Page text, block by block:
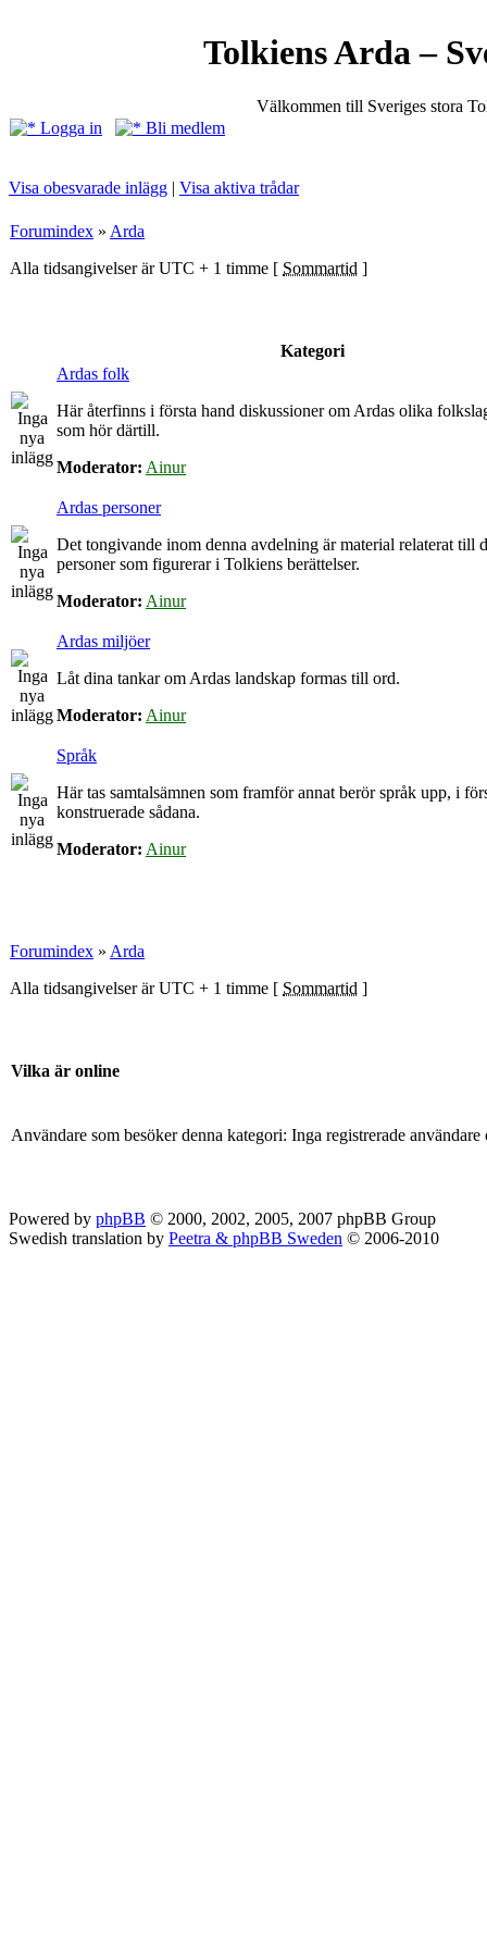
Tolkiens Arda –
Välkommen till Sveriges stora
Logga in
Bli medlem
Visa obesvarade inlägg | Visa aktiva trådar
Forumindex » Arda
Alla tidsangivelser är UTC + 1 timme [ Sommartid ]
Kategori
Ardas folk
Här återfinns i första hand diskussioner om Ardas olika
som hör därtill.
Moderator: Ainur
Ardas personer
Det tongivande inom denna avdelning är material relaterat till
personer som figurerar i Tolkiens berättelser.
Moderator: Ainur
Ardas miljöer
Låt dina tankar om Ardas landskap formas till ord.
Moderator: Ainur
Språk
Här tas samtalsämnen som framför annat berör språk upp, i
konstruerade sådana.
Moderator: Ainur
Forumindex » Arda
Alla tidsangivelser är UTC + 1 timme [ Sommartid ]
Vilka är online
Användare som besöker denna kategori: Inga registrerade användare
Powered by phpBB © 2000, 2002, 2005, 2007 phpBB Group
Swedish translation by Peetra & phpBB Sweden © 2006-2010